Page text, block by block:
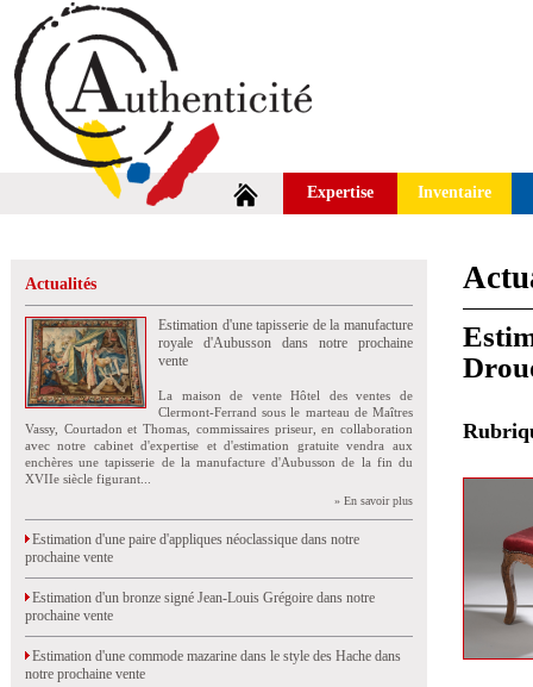
Expertise Inventaire
Actualités
Estimation d'une tapisserie de la manufacture
royale d'Aubusson dans notre prochaine
vente
La maison de vente Hôtel des ventes de
Clermont-Ferrand sous le marteau de Maîtres
Vassy, Courtadon et Thomas, commissaires priseur, en collaboration
avec notre cabinet d'expertise et d'estimation gratuite vendra aux
enchères une tapisserie de la manufacture d'Aubusson de la fin du
XVIIe siècle figurant...
» En savoir plus
Estimation d'une paire d'appliques néoclassique dans notre
prochaine vente
Estimation d'un bronze signé Jean-Louis Grégoire dans notre
prochaine vente
Estimation d'une commode mazarine dans le style des Hache dans
notre prochaine vente